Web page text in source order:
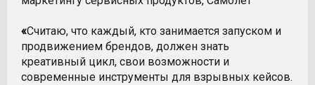
«Считаю, что каждый, кто занимается запуском и
продвижением брендов, должен знать
креативный цикл, свои возможности и
современные инструменты для взрывных кейсов.